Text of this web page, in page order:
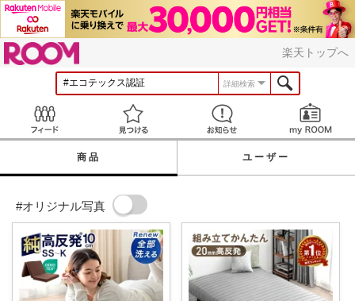
楽天トップへ
詳細検索
見つける お知らせ
商品 ユーザー
#オリジナル写真